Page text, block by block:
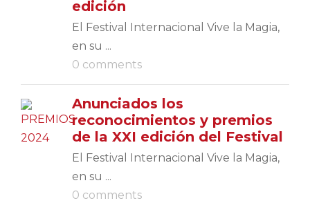
edición
El Festival Internacional Vive la Magia,
en su ...
0 comments
Anunciados los
reconocimientos y premios
de la XXI edición del Festival
El Festival Internacional Vive la Magia,
en su ...
0 comments